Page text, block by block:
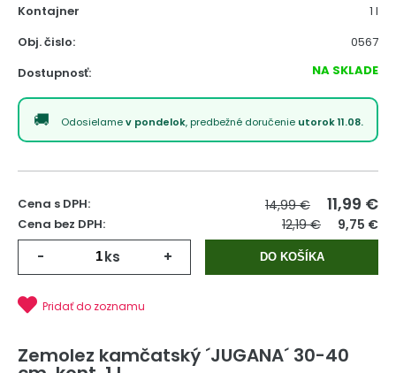
Kontajner
1 l
Obj. čislo:
0567
Dostupnosť:
NA SKLADE
Odosielamev pondelok, predbežné doručenie utorok 11.08.
Cena s DPH: 14,99 € 11,99 €
Cena bez DPH: 12,19 € 9,75 €
- ks + DO KOŠÍKA
Pridať do zoznamu
Zemolez kamčatský ´JUGANA´ 30-40